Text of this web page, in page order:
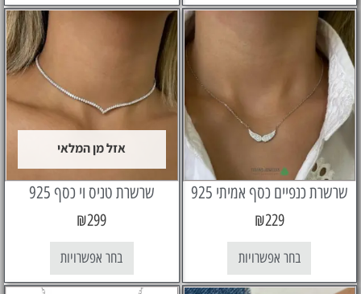
כסף אמיתי 925
בחר אפשרויות
אזל מן המלאי
שרשרת טניס וי כסף 925
בחר אפשרויות